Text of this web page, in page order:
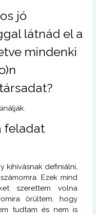
jó
látnád el a
mindenki
feladat
kihívásnak definiálni,
Ezek mind
szerettem volna
örültem, hogy
tudtam és nem is